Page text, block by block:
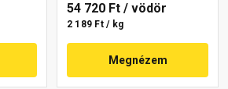
54 720 Ft / vödör
2 189 Ft / kg
Megnézem